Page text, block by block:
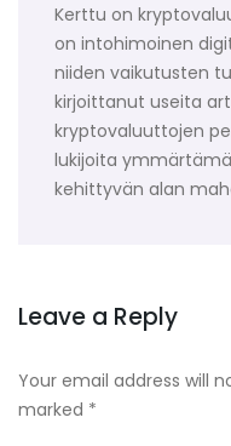
Kerttu on
on intohimoinen
niiden vaikutusten
kirjoittanut useita
kryptovaluuttojen
lukijoita
kehittyvän alan
Leave a Reply
Your email address will
marked *